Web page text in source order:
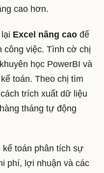
cao hơn.
Excel nâng cao để
công việc. Tình cờ chị
học PowerBI và
toán. Theo chị tìm
trích xuất dữ liệu
tháng tự động
toán phân tích sự
phí, lợi nhuận và các